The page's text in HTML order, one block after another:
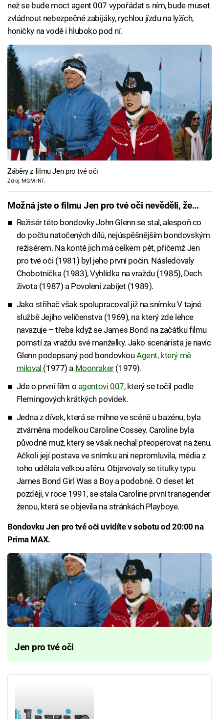
než se bude moct agent 007 vypořádat s ním, bude muset
zvládnout nebezpečné zabijáky, rychlou jízdu na lyžích,
honičky na vodě i hluboko pod ní.
Záběry z filmu Jen pro tvé oči
Zdroj: MGM INT.
Možná jste o filmu Jen pro tvé oči nevěděli, že…
Režisér této bondovky John Glenn se stal, alespoň co
do počtu natočených dílů, nejúspěšnějším bondovským
režisérem. Na kontě jich má celkem pět, přičemž Jen
pro tvé oči (1981) byl jeho první počin. Následovaly
Chobotnička (1983), Vyhlídka na vraždu (1985), Dech
života (1987) a Povolení zabíjet (1989).
Jako střihač však spolupracoval již na snímku V tajné
službě Jejího veličenstva (1969), na který zde lehce
navazuje – třeba když se James Bond na začátku filmu
pomstí za vraždu své manželky. Jako scenárista je navíc
Glenn podepsaný pod bondovkouAgent, který mě
miloval (1977) a Moonraker(1979).
Jde o první film o agentovi 007, který se točil podle
Flemingových krátkých povídek.
Jedna z dívek, která se mihne ve scéně u bazénu, byla
ztvárněna modelkou Caroline Cossey. Caroline byla
původně muž, který se však nechal přeoperovat na ženu.
Ačkoli její postava ve snímku ani nepromluvila, média z
toho udělala velkou aféru. Objevovaly se titulky typu
James Bond Girl Was a Boy a podobné. O deset let
později, v roce 1991, se stala Caroline první transgender
ženou, která se objevila na stránkách Playboye.
Bondovku Jen pro tvé oči uvidíte v sobotu od 20:00 na
Prima MAX.
Jen pro tvé oči